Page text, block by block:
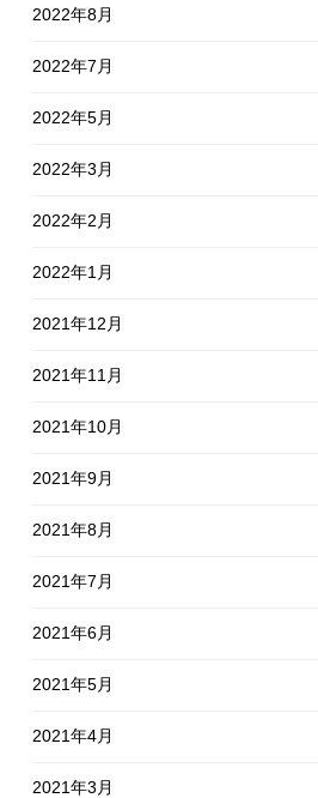
2022年8月
2022年7月
2022年5月
2022年3月
2022年2月
2022年1月
2021年12月
2021年11月
2021年10月
2021年9月
2021年8月
2021年7月
2021年6月
2021年5月
2021年4月
2021年3月